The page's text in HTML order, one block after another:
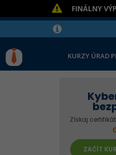
FINÁLNY
KURZY ÚRAD
Získaj
ZAČÍT
Bezpečnosť
Nastavujeme
Nastavujeme
- Súkromie a
Kvíz -
nastavenie
systému